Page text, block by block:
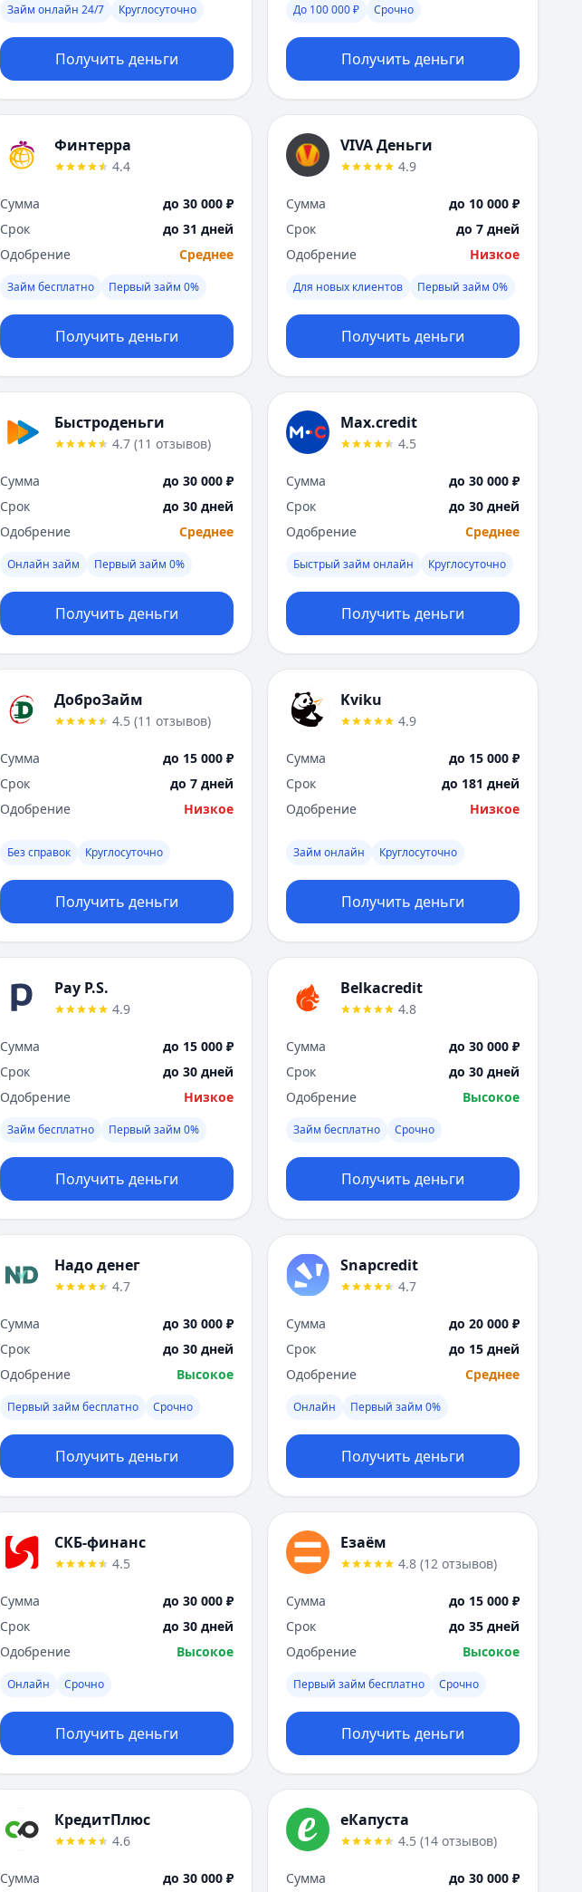
Томск
Тула
Тюмень
У
Ульяновск
Х
Хабаровск
Чебоксары
Челябинск
Ярославль
Вся Россия
Займ онлайн 24/7 Круглосуточно
Получить деньги
До 100 000 ₽ Срочно
Получить деньги
Финтерра
4.4
Сумма
до 30 000 ₽
Срок
до 31 дней
Одобрение
Среднее
Займ бесплатно Первый займ 0%
Получить деньги
VIVA Деньги
4.9
Сумма
до 10 000 ₽
Срок
до 7 дней
Одобрение
Низкое
Для новых клиентов Первый займ 0%
Получить деньги
Быстроденьги
4.7 (11 отзывов)
Сумма
до 30 000 ₽
Срок
до 30 дней
Одобрение
Среднее
Онлайн займ Первый займ 0%
Получить деньги
Max.credit
4.5
Сумма
до 30 000 ₽
Срок
до 30 дней
Одобрение
Среднее
Быстрый займ онлайн Круглосуточно
Получить деньги
ДоброЗайм
4.5 (11 отзывов)
Сумма
до 15 000 ₽
Срок
до 7 дней
Одобрение
Низкое
Без справок Круглосуточно
Получить деньги
Kviku
4.9
Сумма
до 15 000 ₽
Срок
до 181 дней
Одобрение
Низкое
Займ онлайн Круглосуточно
Получить деньги
Pay P.S.
4.9
Сумма
до 15 000 ₽
Срок
до 30 дней
Одобрение
Низкое
Займ бесплатно Первый займ 0%
Получить деньги
Belkacredit
4.8
Сумма
до 30 000 ₽
Срок
до 30 дней
Одобрение
Высокое
Займ бесплатно Срочно
Получить деньги
Надо денег
4.7
Сумма
до 30 000 ₽
Срок
до 30 дней
Одобрение
Высокое
Первый займ бесплатно Срочно
Получить деньги
Snapcredit
4.7
Сумма
до 20 000 ₽
Срок
до 15 дней
Одобрение
Среднее
Онлайн Первый займ 0%
Получить деньги
СКБ-финанс
4.5
Сумма
до 30 000 ₽
Срок
до 30 дней
Одобрение
Высокое
Онлайн Срочно
Получить деньги
Езаём
4.8 (12 отзывов)
Сумма
до 15 000 ₽
Срок
до 35 дней
Одобрение
Высокое
Первый займ бесплатно Срочно
Получить деньги
КредитПлюс
4.6
Сумма до 30 000 ₽
еКапуста
4.5 (14 отзывов)
Сумма до 30 000 ₽